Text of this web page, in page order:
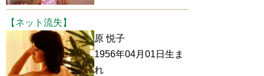
【ネット流失】
原 悦子
1956年04月01日生ま
れ